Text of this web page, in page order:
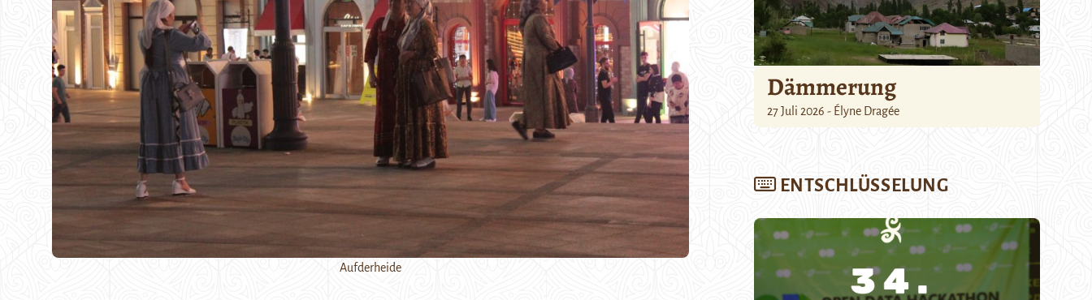
Aufderheide
Dämmerung
27 Juli 2026 - Élyne Dragée
ENTSCHLÜSSELUNG